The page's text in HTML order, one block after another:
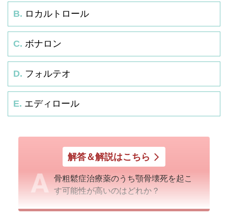
B. ロカルトロール
C. ボナロン
D. フォルテオ
E. エディロール
解答＆解説はこちら
骨粗鬆症治療薬のうち顎骨壊死を起こ
す可能性が高いのはどれか？